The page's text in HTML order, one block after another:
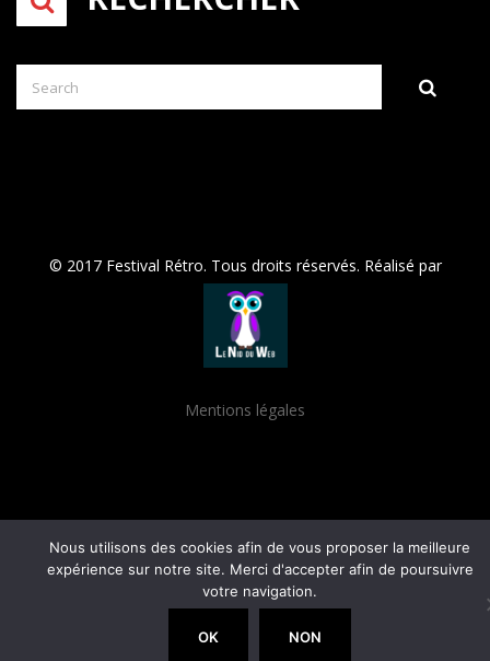
© 2017 Festival Rétro. Tous droits réservés. Réalisé par
Mentions légales
Nous utilisons des cookies afin de vous proposer la meilleure
expérience sur notre site. Merci d'accepter afin de poursuivre
votre navigation.
OK NON